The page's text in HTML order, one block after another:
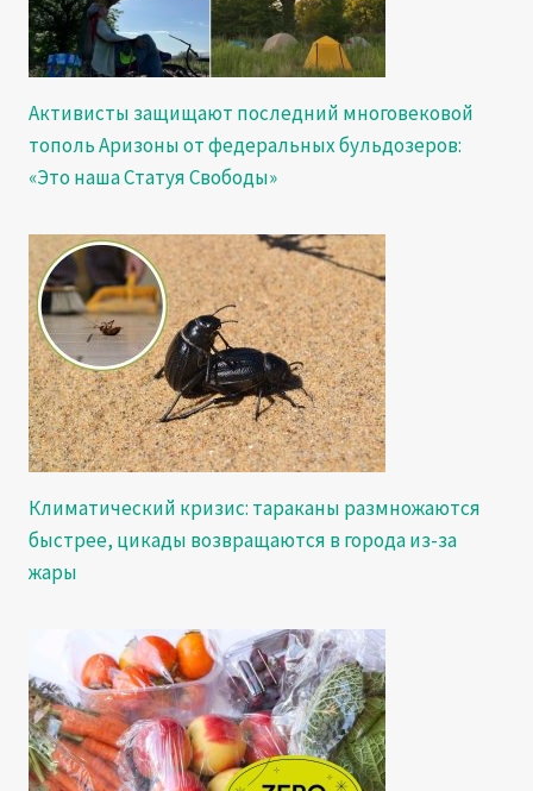
Активисты защищают последний многовековой
тополь Аризоны от федеральных бульдозеров:
«Это наша Статуя Свободы»
Климатический кризис: тараканы размножаются
быстрее, цикады возвращаются в города из-за
жары